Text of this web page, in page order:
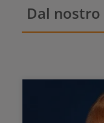
Dal nostro